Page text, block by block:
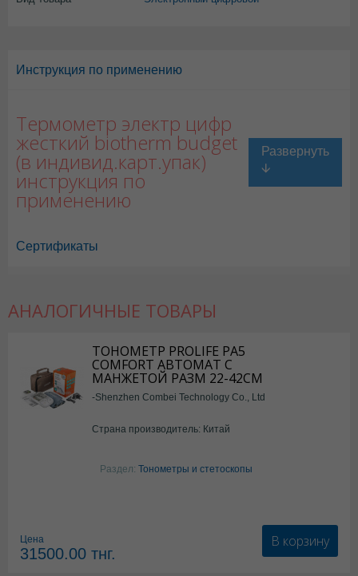
Инструкция по применению
Термометр электр цифр
жесткий biotherm budget
(в индивид.карт.упак)
инструкция по
применению
Сертификаты
АНАЛОГИЧНЫЕ ТОВАРЫ
ТОНОМЕТР PROLIFE PA5
COMFORT АВТОМАТ С
МАНЖЕТОЙ РАЗМ 22-42СМ
-Shenzhen Combei Technology Co., Ltd
Страна производитель: Китай
Раздел: Тонометры и стетоскопы
Цена
31500.00 тнг.
В корзину